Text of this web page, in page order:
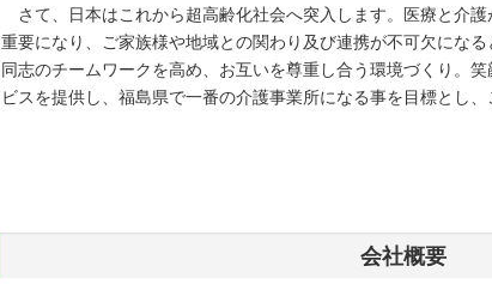
さて、日本はこれから超高齢化社会へ突入します。医療と介
重要になり、ご家族様や地域との関わり及び連携が不可欠にな
同志のチームワークを高め、お互いを尊重し合う環境づくり。
ビスを提供し、福島県で一番の介護事業所になる事を目標とし、
会社概要